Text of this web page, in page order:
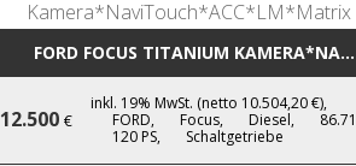
FORD FOCUS TITANIUM
12.500 €
inkl. 19% MwSt. (netto 10.504,20 €),
FORD,
Focus, Diesel,
120 PS,
Schaltgetriebe